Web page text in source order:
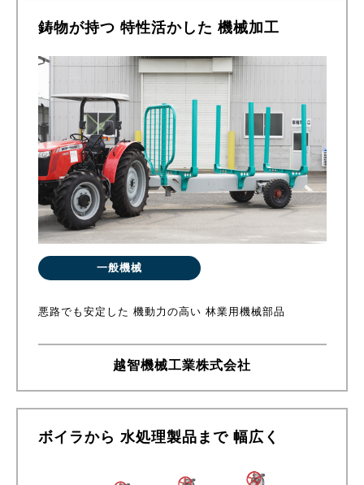
鋳物が持つ 特性活かした 機械加工
一般機械
悪路でも安定した 機動力の高い 林業用機械部品
越智機械工業株式会社
ボイラから 水処理製品まで 幅広く